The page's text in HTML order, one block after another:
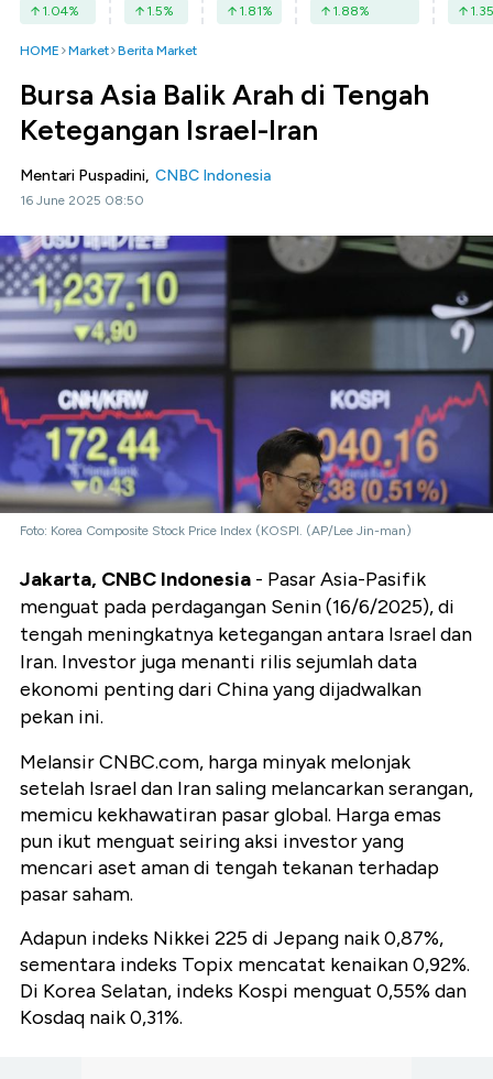
1.04% 1.5% 1.81% 1.88% 1.35
HOME Market Berita Market
Bursa Asia Balik Arah di Tengah
Ketegangan Israel-Iran
Mentari Puspadini, CNBC Indonesia
16 June 2025 08:50
Foto: Korea Composite Stock Price Index (KOSPI. (AP/Lee Jin-man)
Jakarta, CNBC Indonesia - Pasar Asia-Pasifik
menguat pada perdagangan Senin (16/6/2025), di
tengah meningkatnya ketegangan antara Israel dan
Iran. Investor juga menanti rilis sejumlah data
ekonomi penting dari China yang dijadwalkan
pekan ini.
Melansir CNBC.com, harga minyak melonjak
setelah Israel dan Iran saling melancarkan serangan,
memicu kekhawatiran pasar global. Harga emas
pun ikut menguat seiring aksi investor yang
mencari aset aman di tengah tekanan terhadap
pasar saham.
Adapun indeks Nikkei 225 di Jepang naik 0,87%,
sementara indeks Topix mencatat kenaikan 0,92%.
Di Korea Selatan, indeks Kospi menguat 0,55% dan
Kosdaq naik 0,31%.